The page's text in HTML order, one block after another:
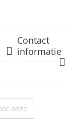
Contact
informatie